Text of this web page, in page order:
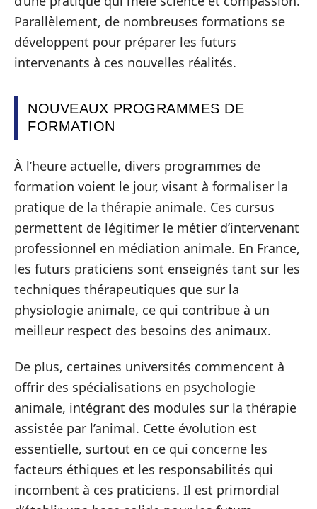
Parallèlement, de nombreuses formations se
développent pour préparer les futurs
intervenants à ces nouvelles réalités.
NOUVEAUX PROGRAMMES DE
FORMATION
À l’heure actuelle, divers programmes de
formation voient le jour, visant à formaliser la
pratique de la thérapie animale. Ces cursus
permettent de légitimer le métier d’intervenant
professionnel en médiation animale. En France,
les futurs praticiens sont enseignés tant sur les
techniques thérapeutiques que sur la
physiologie animale, ce qui contribue à un
meilleur respect des besoins des animaux.
De plus, certaines universités commencent à
offrir des spécialisations en psychologie
animale, intégrant des modules sur la thérapie
assistée par l’animal. Cette évolution est
essentielle, surtout en ce qui concerne les
facteurs éthiques et les responsabilités qui
incombent à ces praticiens. Il est primordial